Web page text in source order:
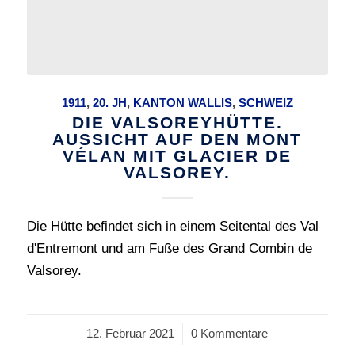
1911, 20. JH, KANTON WALLIS, SCHWEIZ
DIE VALSOREYHÜTTE.
AUSSICHT AUF DEN MONT
VÉLAN MIT GLACIER DE
VALSOREY.
Die Hütte befindet sich in einem Seitental des Val
d'Entremont und am Fuße des Grand Combin de
Valsorey.
12. Februar 2021
/ 0 Kommentare